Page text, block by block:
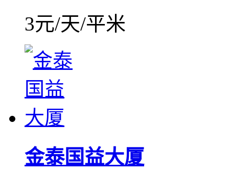
3元/天/平米
金泰国益大厦